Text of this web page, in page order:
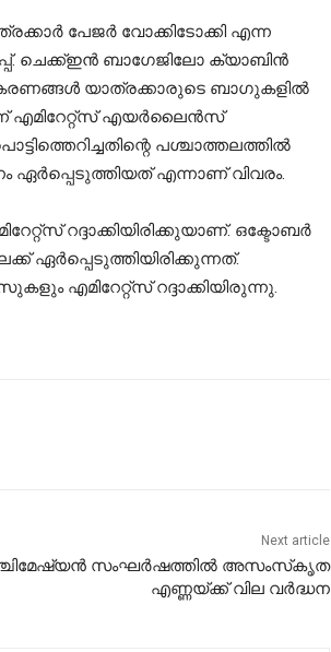
പേജര്‍ വോക്കിടോക്കി എന്ന
ചെക്ക്ഇന്‍ ബാഗേജിലോ ക്യാബിന്‍
യാത്രക്കാരുടെ ബാഗുകളില്‍
എമിറേറ്റ്‌സ് എയര്‍ലൈന്‍സ്
പശ്ചാത്തലത്തില്‍
ഏര്‍പ്പെടുത്തിയത് എന്നാണ് വിവരം.
റദ്ദാക്കിയിരിക്കുയാണ്. ഒക്ടോബര്‍
ഏര്‍പ്പെടുത്തിയിരിക്കുന്നത്.
എമിറേറ്റ്‌സ് റദ്ദാക്കിയിരുന്നു.
Next article
സംഘര്‍ഷത്തില്‍ അസംസ്‌കൃത
എണ്ണയ്ക്ക് വില വര്‍ദ്ധന